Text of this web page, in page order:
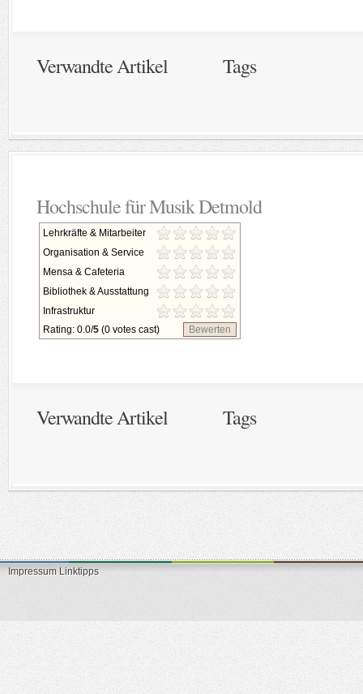
Verwandte Artikel Tags
Hochschule für Musik Detmold
Lehrkräfte & Mitarbeiter
Organisation & Service
Mensa & Cafeteria
Bibliothek & Ausstattung
Infrastruktur
Rating: 0.0/5 (0 votes cast) Bewerten
Verwandte Artikel Tags
Impressum Linktipps